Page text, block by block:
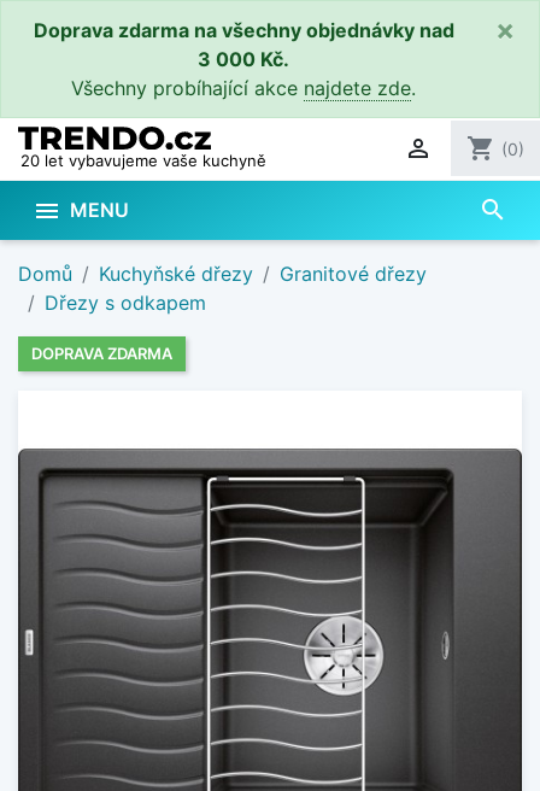
Doprava zdarma na všechny objednávky nad
3 000 Kč.
Všechny probíhající akce najdete zde.
×
20 let vybavujeme vaše kuchyně  shopping_cart (0)
 MENU search
Domů Kuchyňské dřezy
Granitové dřezy
Dřezy s odkapem
DOPRAVA ZDARMA